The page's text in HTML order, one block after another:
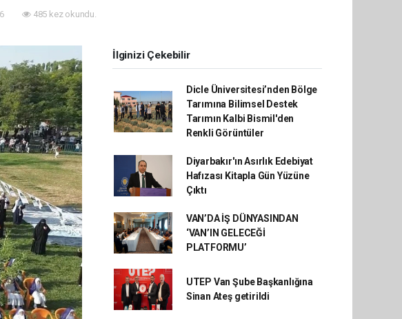
485 kez okundu.
İlginizi Çekebilir
Dicle Üniversitesi’nden Bölge
Tarımına Bilimsel Destek
Tarımın Kalbi Bismil'den
Renkli Görüntüler
Diyarbakır'ın Asırlık Edebiyat
Hafızası Kitapla Gün Yüzüne
Çıktı
VAN’DA İŞ DÜNYASINDAN
‘VAN’IN GELECEĞİ
PLATFORMU’
UTEP Van Şube Başkanlığına
Sinan Ateş getirildi